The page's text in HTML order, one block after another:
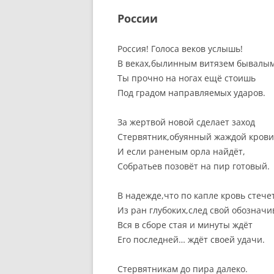
России
Россия! Голоса веков услышь!
В веках,былинным витязем
Ты прочно на ногах ещё стоишь
Под градом направляемых ударов.
За жертвой новой сделает заход
Стервятник,обуянный жаждой
И если раненым орла найдёт,
Собратьев позовёт на пир готовый.
В надежде,что по капле кровь
Из ран глубоких,след свой
Вся в сборе стая и минуты ждёт
Его последней… ждёт своей удачи.
Стервятникам до пира далеко.